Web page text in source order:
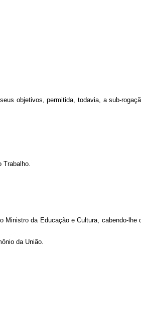
objetivos, permitida, todavia, a sub-
Trabalho.
da Educação e Cultura, cabendo-
da União.